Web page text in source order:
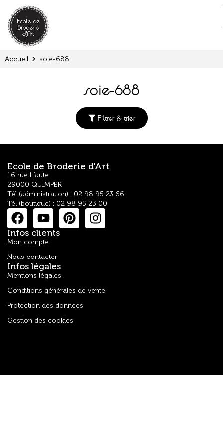
:
Accueil soie-688
soie-688
Filtrer & trier
Ecole de Broderie d'Art
16 rue Haute
29000 QUIMPER
Tél (administration) : 02 98 95 23 66
Tél (boutique) : 02 98 95 23 00
Infos clients
Mon compte
Nous contacter
Infos légales
Mentions légales
Conditions générales de vente
Protection des données
Gestion des cookies
Panneau de gestion des cookies